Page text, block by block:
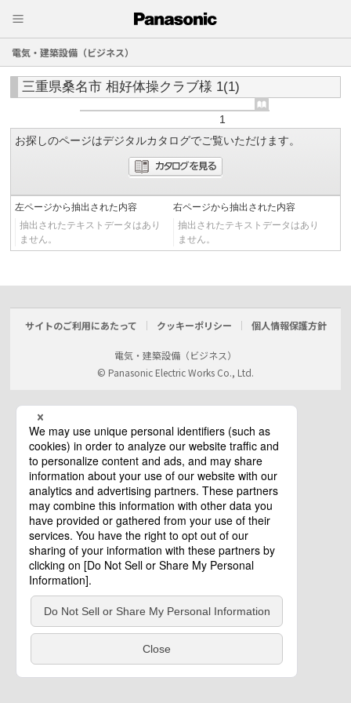
電気・建築設備（ビジネス）
三重県桑名市 相好体操クラブ様 1(1)
1
お探しのページはデジタルカタログでご覧いただけます。
左ページから抽出された内容
抽出されたテキストデータはあり
ません。
右ページから抽出された内容
抽出されたテキストデータはあり
ません。
サイトのご利用にあたって クッキーポリシー 個人情報保護方針
電気・建築設備（ビジネス）
© Panasonic Electric Works Co., Ltd.